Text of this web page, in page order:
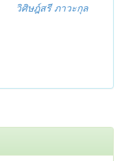
วิศิษฎ์สรี ภาวะกุล